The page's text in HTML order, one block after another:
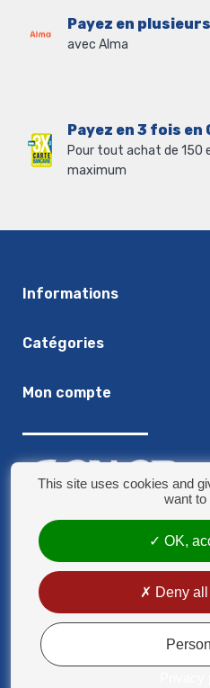
Payez en
avec Alma
Payez en 3 fois en
Pour tout achat de 150
maximum
Informations
Catégories
Mon compte
8 rue Jules Verne - 59790
contact@sonorplus.com
This site uses cookies and
want to
OK,
Deny